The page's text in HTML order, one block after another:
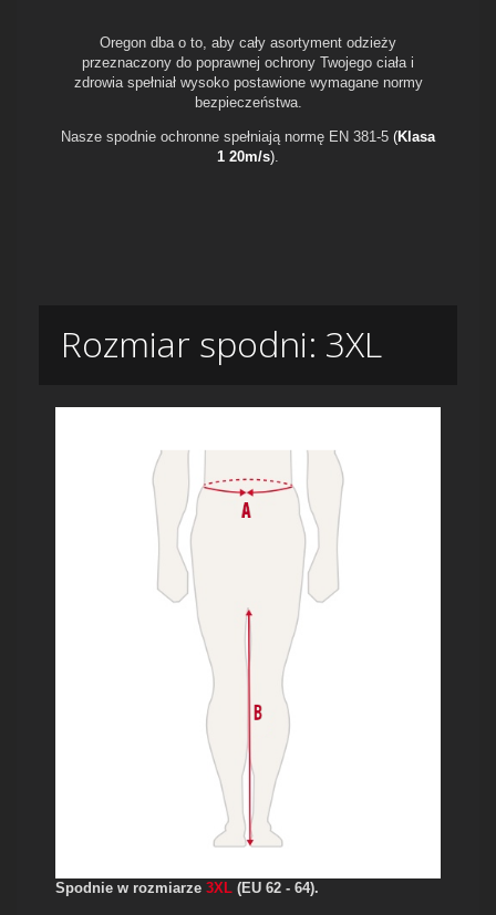
Oregon dba o to, aby cały asortyment odzieży
przeznaczony do poprawnej ochrony Twojego ciała i
zdrowia spełniał wysoko postawione wymagane normy
bezpieczeństwa.
Nasze spodnie ochronne spełniają normę EN 381-5 (Klasa
1 20m/s).
Rozmiar spodni: 3XL
Spodnie w rozmiarze 3XL (EU 62 - 64).